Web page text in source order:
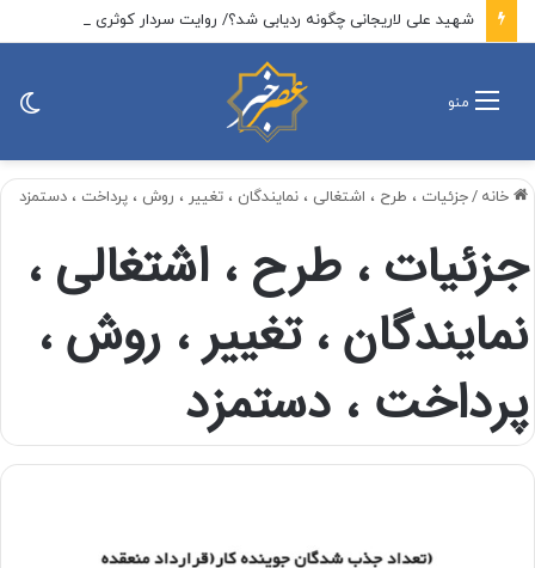
منو
خانه /جزئیات ، طرح ، اشتغالی ، نمایندگان ، تغییر ، روش ، پرداخت ، دستمزد
جزئیات ، طرح ، اشتغالی ،
نمایندگان ، تغییر ، روش ،
پرداخت ، دستمزد